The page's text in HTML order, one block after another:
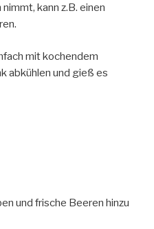
kann z.B. einen
mit kochendem
abkühlen und gieß es
und frische Beeren hinzu